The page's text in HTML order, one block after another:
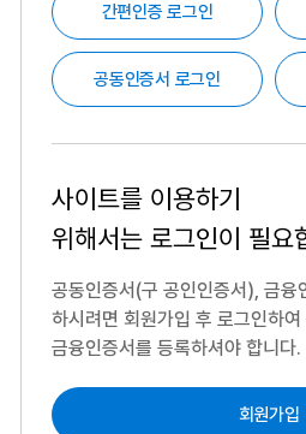
간편인증 로그인
공동인증서 로그인
사이트를 이용하기
위해서는 로그인이 필요
공동인증서(구 공인인증서), 금융
하시려면 회원가입 후 로그인하
금융인증서를 등록하셔야 합니다.
회원가입